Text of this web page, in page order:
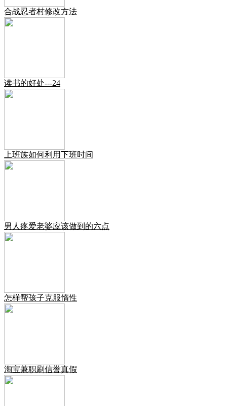
合战忍者村修改方法
读书的好处---24
上班族如何利用下班时间
男人疼爱老婆应该做到的六点
怎样帮孩子克服惰性
淘宝兼职刷信誉真假